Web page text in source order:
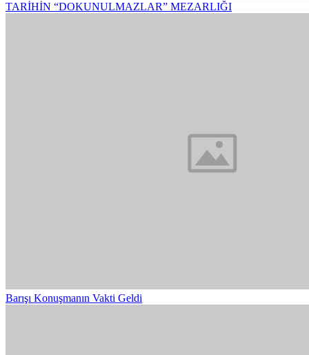
TARİHİN “DOKUNULMAZLAR” MEZARLIĞI
Barışı Konuşmanın Vakti Geldi